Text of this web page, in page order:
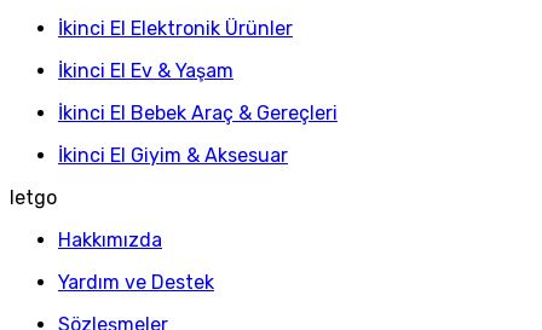
İkinci El Elektronik Ürünler
İkinci El Ev & Yaşam
İkinci El Bebek Araç & Gereçleri
İkinci El Giyim & Aksesuar
letgo
Hakkımızda
Yardım ve Destek
Sözleşmeler